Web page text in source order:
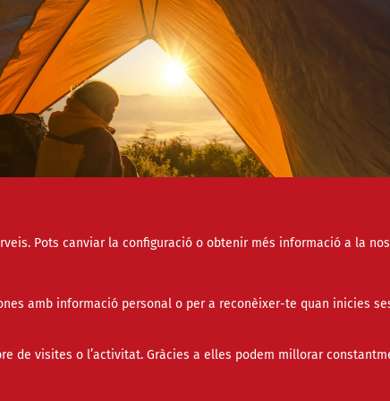
Pots canviar la configuració o obtenir més informació a la
amb informació personal o per a reconèixer-te quan inicies
de visites o l’activitat. Gràcies a elles podem millorar
activitats com ara campaments, casals,